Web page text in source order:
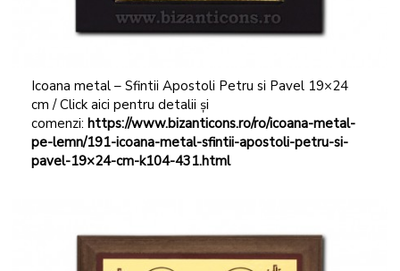
Icoana metal – Sfintii Apostoli Petru si Pavel 19×24
cm / Click aici pentru detalii și
comenzi: https://www.bizanticons.ro/ro/icoana-metal-
pe-lemn/191-icoana-metal-sfintii-apostoli-petru-si-
pavel-19×24-cm-k104-431.html